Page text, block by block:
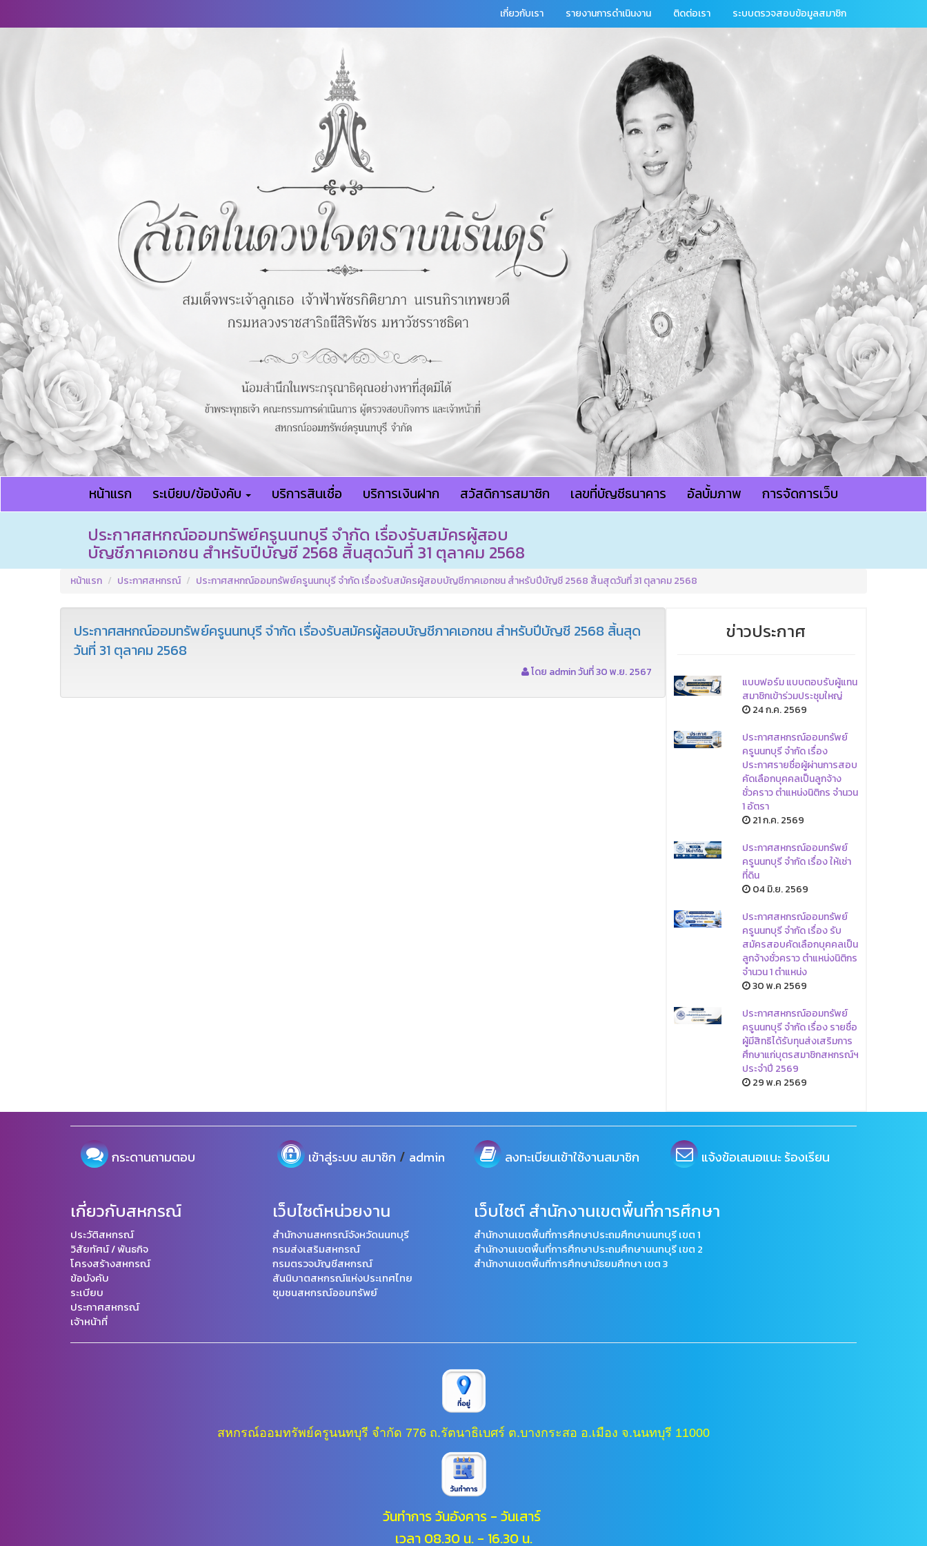
เกี่ยวกับเรา รายงานการดำเนินงาน ติดต่อเรา ระบบตรวจสอบข้อมูลสมาชิก
หน้าแรก ระเบียบ/ข้อบังคับ บริการสินเชื่อ บริการเงินฝาก สวัสดิการสมาชิก เลขที่บัญชีธนาคาร อัลบั้มภาพ การจัดการเว็บ
ประกาศสหกณ์ออมทรัพย์ครูนนทบุรี จำกัด เรื่องรับสมัครผู้สอบ
บัญชีภาคเอกชน สำหรับปีบัญชี 2568 สิ้นสุดวันที่ 31 ตุลาคม 2568
หน้าแรก ประกาศสหกรณ์ ประกาศสหกณ์ออมทรัพย์ครูนนทบุรี จำกัด เรื่องรับสมัครผู้สอบบัญชีภาคเอกชน สำหรับปีบัญชี 2568 สิ้นสุดวันที่ 31 ตุลาคม 2568
ประกาศสหกณ์ออมทรัพย์ครูนนทบุรี จำกัด เรื่องรับสมัครผู้สอบบัญชีภาคเอกชน สำหรับปีบัญชี 2568 สิ้นสุด
วันที่ 31 ตุลาคม 2568
โดย admin วันที่ 30 พ.ย. 2567
ข่าวประกาศ
แบบฟอร์ม แบบตอบรับผู้แทน
สมาชิกเข้าร่วมประชุมใหญ่
24 ก.ค. 2569
ประกาศสหกรณ์ออมทรัพย์
ครูนนทบุรี จำกัด เรื่อง
ประกาศรายชื่อผู้ผ่านการสอบ
คัดเลือกบุคคลเป็นลูกจ้าง
ชั่วคราว ตำแหน่งนิติกร จำนวน
1 อัตรา
21 ก.ค. 2569
ประกาศสหกรณ์ออมทรัพย์
ครูนนทบุรี จำกัด เรื่อง ให้เช่า
ที่ดิน
04 มิ.ย. 2569
ประกาศสหกรณ์ออมทรัพย์
ครูนนทบุรี จำกัด เรื่อง รับ
สมัครสอบคัดเลือกบุคคลเป็น
ลูกจ้างชั่วคราว ตำแหน่งนิติกร
จำนวน 1 ตำแหน่ง
30 พ.ค 2569
ประกาศสหกรณ์ออมทรัพย์
ครูนนทบุรี จำกัด เรื่อง รายชื่อ
ผู้มีสิทธิได้รับทุนส่งเสริมการ
ศึกษาแก่บุตรสมาชิกสหกรณ์ฯ
ประจำปี 2569
29 พ.ค 2569
กระดานถามตอบ เข้าสู่ระบบ สมาชิก / admin ลงทะเบียนเข้าใช้งานสมาชิก แจ้งข้อเสนอแนะ ร้องเรียน
เกี่ยวกับสหกรณ์
ประวัติสหกรณ์
วิสัยทัศน์ / พันธกิจ
โครงสร้างสหกรณ์
ข้อบังคับ
ระเบียบ
ประกาศสหกรณ์
เจ้าหน้าที่
เว็บไซต์หน่วยงาน
สำนักงานสหกรณ์จังหวัดนนทบุรี
กรมส่งเสริมสหกรณ์
กรมตรวจบัญชีสหกรณ์
สันนิบาตสหกรณ์แห่งประเทศไทย
ชุมชนสหกรณ์ออมทรัพย์
เว็บไซต์ สำนักงานเขตพื้นที่การศึกษา
สำนักงานเขตพื้นที่การศึกษาประถมศึกษานนทบุรี เขต 1
สำนักงานเขตพื้นที่การศึกษาประถมศึกษานนทบุรี เขต 2
สำนักงานเขตพื้นที่การศึกษามัธยมศึกษา เขต 3
สหกรณ์ออมทรัพย์ครูนนทบุรี จำกัด 776 ถ.รัตนาธิเบศร์ ต.บางกระสอ อ.เมือง จ.นนทบุรี 11000
วันทำการ วันอังคาร - วันเสาร์
เวลา 08.30 น. - 16.30 น.